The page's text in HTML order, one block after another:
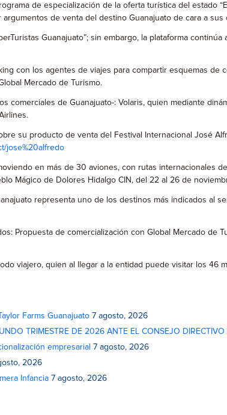
de especialización de la oferta turística del estado
de venta del destino Guanajuato de cara a sus
Guanajuato”; sin embargo, la plataforma
con los agentes de viajes para compartir esquemas de
Mercado de Turismo.
comerciales de Guanajuato-: Volaris, quien mediante
su producto de venta del Festival Internacional José
jose%20alfredo
en más de 30 aviones, con rutas internacionales
Mágico de Dolores Hidalgo CIN, del 22 al 26 de
representa uno de los destinos más indicados al
Propuesta de comercialización con Global Mercado de
viajero, quien al llegar a la entidad puede visitar los
Farms Guanajuato 7 agosto, 2026
TRIMESTRE DE 2026 ANTE EL CONSEJO DIRECTIVO
empresarial 7 agosto, 2026
2026
Infancia 7 agosto, 2026